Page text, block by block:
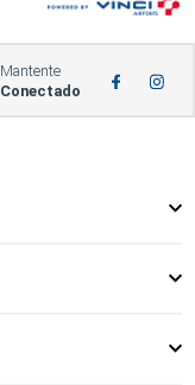
Mantente
Conectado